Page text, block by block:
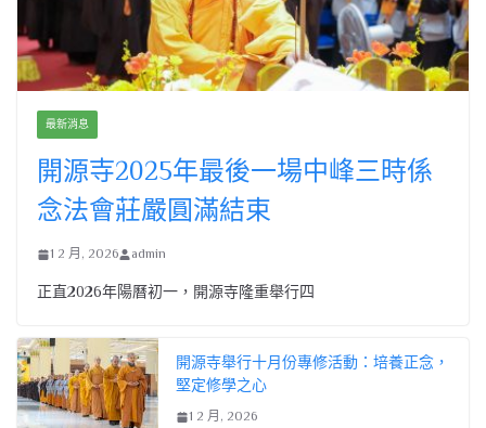
最新消息
開源寺2025年最後一場中峰三時係
念法會莊嚴圓滿結束
1 2 月, 2026 admin
正直2026年陽曆初一，開源寺隆重舉行四
開源寺舉行十月份專修活動：培養正念，
堅定修學之心
1 2 月, 2026